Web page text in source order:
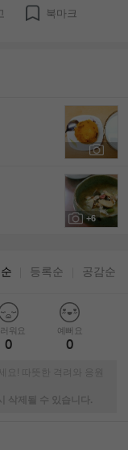
북마크
+6
등록순 공감순
워요
0
예뻐요
0
! 따뜻한 격려와 응원
삭제될 수 있습니다.